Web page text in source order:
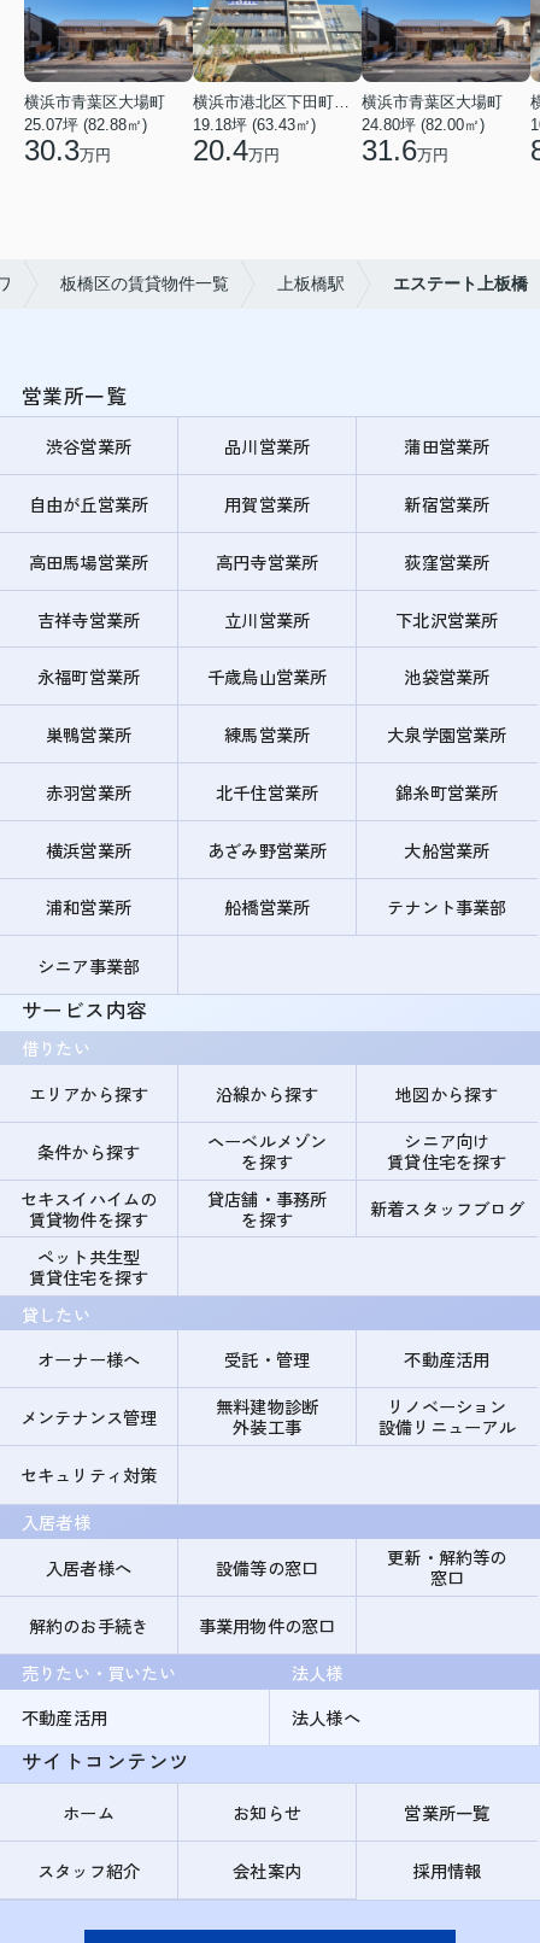
横浜市青葉区大場町
25.07坪 (82.88㎡)
30.3万円
19.18坪 (63.43㎡)
20.4万円
横浜市青葉区大場町
24.80坪 (82.00㎡)
31.6万円
板橋区の賃貸物件一覧 上板橋駅 エステート上板橋
営業所一覧
渋谷営業所 品川営業所 蒲田営業所
自由が丘営業所 用賀営業所 新宿営業所
高田馬場営業所 高円寺営業所 荻窪営業所
吉祥寺営業所 立川営業所 下北沢営業所
永福町営業所 千歳烏山営業所 池袋営業所
巣鴨営業所 練馬営業所 大泉学園営業所
赤羽営業所 北千住営業所 錦糸町営業所
横浜営業所 あざみ野営業所 大船営業所
浦和営業所 船橋営業所 テナント事業部
シニア事業部
サービス内容
借りたい
エリアから探す
沿線から探す 地図から探す
条件から探す
ヘーベルメゾン
を探す
シニア向け
賃貸住宅を探す
セキスイハイムの
賃貸物件を探す
貸店舗・事務所
を探す
新着スタッフブログ
ペット共生型
賃貸住宅を探す
貸したい
オーナー様へ
受託・管理 不動産活用
メンテナンス管理
無料建物診断
外装工事
リノベーション
設備リニューアル
セキュリティ対策
入居者様
入居者様へ
設備等の窓口
更新・解約等の
窓口
解約のお手続き
事業用物件の窓口
売りたい・買いたい
不動産活用
法人様
法人様へ
サイトコンテンツ
ホーム お知らせ 営業所一覧
スタッフ紹介 会社案内 採用情報